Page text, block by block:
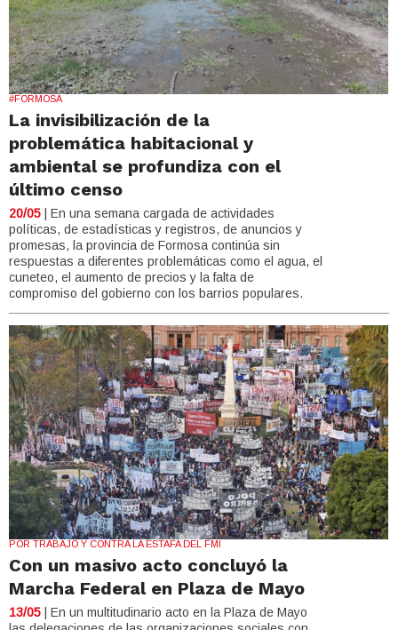
#FORMOSA
La invisibilización de la
problemática habitacional y
ambiental se profundiza con el
último censo
20/05 | En una semana cargada de actividades
políticas, de estadísticas y registros, de anuncios y
promesas, la provincia de Formosa continúa sin
respuestas a diferentes problemáticas como el agua, el
cuneteo, el aumento de precios y la falta de
compromiso del gobierno con los barrios populares.
POR TRABAJO Y CONTRA LA ESTAFA DEL FMI
Con un masivo acto concluyó la
Marcha Federal en Plaza de Mayo
13/05 | En un multitudinario acto en la Plaza de Mayo